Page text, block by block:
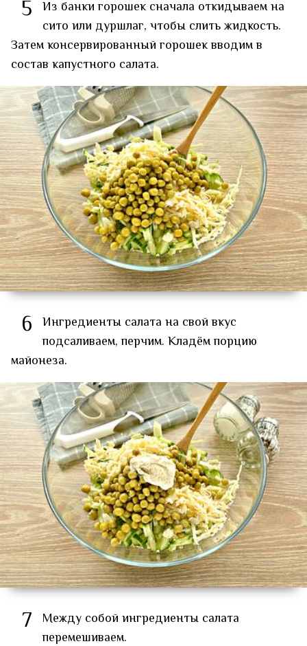
5 Из банки горошек сначала откидываем на
сито или дуршлаг, чтобы слить жидкость.
Затем консервированный горошек вводим в
состав капустного салата.
6 Ингредиенты салата на свой вкус
подсаливаем, перчим. Кладём порцию
майонеза.
7
Между собой ингредиенты салата
перемешиваем.